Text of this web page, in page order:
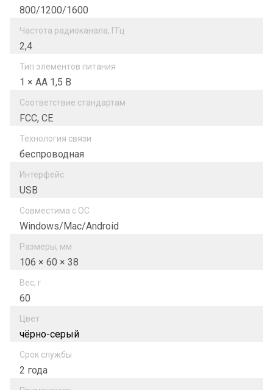
800/1200/1600
Частота радиоканала, ГГц
2,4
Тип элементов питания
1 × AA 1,5 В
Соответствие стандартам
FCC, CE
Технология связи
беспроводная
Интерфейс
USB
Совместима с ОС
Windows/Mac/Android
Размеры, мм
106 × 60 × 38
Вес, г
60
Цвет
чёрно-серый
Срок службы
2 года